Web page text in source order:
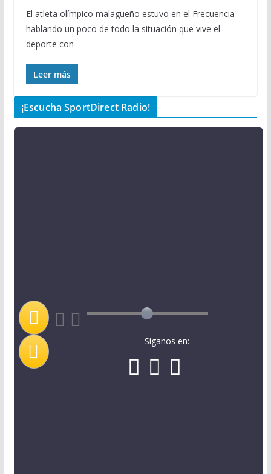
El atleta olímpico malagueño estuvo en el Frecuencia
hablando un poco de todo la situación que vive el
deporte con
Leer más
¡Escucha SportDirect Radio!
Síganos en: